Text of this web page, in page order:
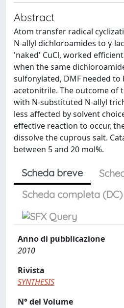
Abstract
Atom transfer radical
N-allyl dichloroamides to γ-
'naked' CuCl, worked
when the same
sulfonylated, DMF needed to
acetonitrile. The outcome of
with N-substituted N-allyl
less affected by solvent
effective reaction to occur,
dissolve the cuprous salt.
between 5 and 20 mol%.
Scheda breve
Scheda completa (DC)
Anno di pubblicazione
2010
Rivista
SYNTHESIS
N° del Volume